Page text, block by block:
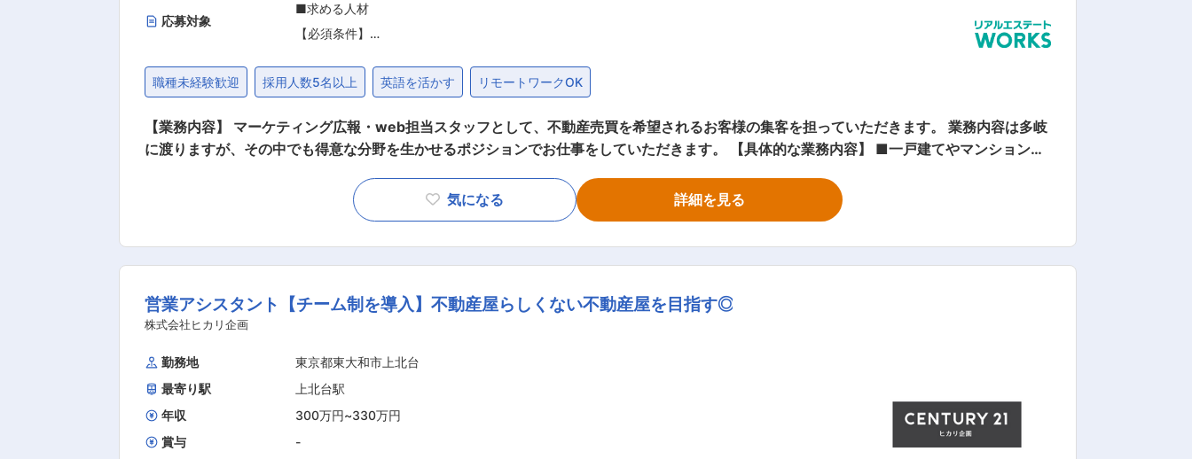
応募対象
■求める人材
【必須条件】
る方
■PCでの作業経験がある方
（Excel、Word、Powerpointな
■普通自動車免許（AT限定可）
【歓迎条件】
■子育ての経験や、スーパーなどの
職種未経験歓迎 採用人数5名以上 英語を活かす リモートワークOK
【業務内容】 マーケティング広報・web担当スタッフとして、不動産売買を希望されるお客様の集客を担っていただきます。 業務内容は多岐
に渡りますが、その中でも得意な分野を生かせるポジションでお仕事をしていただきます。 【具体的な業務内容】 ■一戸建てやマンション等
川・武蔵村山・東大和エリアをメインエリアとし、戸建て・土地・マンション・注文住宅、リフォームのご案内を手掛けています。 不動産屋
らしくない不動産屋を目指しており、スタッフは9割が女性で子育て中の社員も多数活躍しています。 広報未経験者も積極的に採用を進めて
気になる 詳細を見る
営業アシスタント【チーム制を導入】不動産屋らしくない不動産屋を目指す◎
株式会社ヒカリ企画
勤務地
東京都東大和市上北台
最寄り駅
上北台駅
年収
300万円~330万円
賞与
-